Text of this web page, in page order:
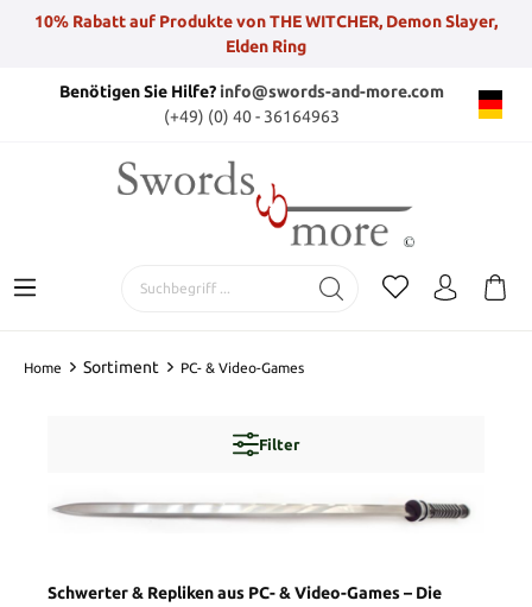
10% Rabatt auf Produkte von THE WITCHER, Demon Slayer,
Elden Ring
Benötigen Sie Hilfe?info@swords-and-more.com
(+49) (0) 40 - 36164963
Home Sortiment PC- & Video-Games
Filter
Schwerter & Repliken aus PC- & Video-Games – Die